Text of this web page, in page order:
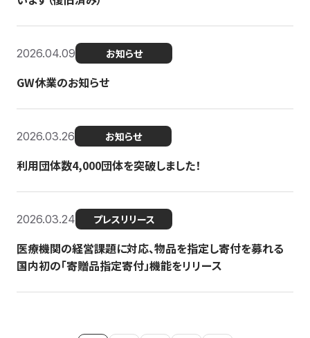
2026.04.09 お知らせ
GW休業のお知らせ
2026.03.26 お知らせ
利用団体数4,000団体を突破しました！
2026.03.24 プレスリリース
医療機関の経営課題に対応、物品を指定し寄付を募れる
国内初の「寄贈品指定寄付」機能をリリース